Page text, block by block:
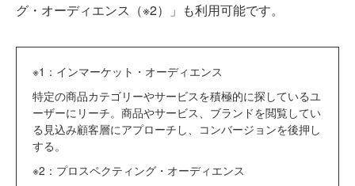
グ・オーディエンス（※2）」も利用可能です。
※1：インマーケット・オーディエンス
特定の商品カテゴリーやサービスを積極的に探しているユ
ーザーにリーチ。商品やサービス、ブランドを閲覧してい
る見込み顧客層にアプローチし、コンバージョンを後押し
する。
※2：プロスペクティング・オーディエンス